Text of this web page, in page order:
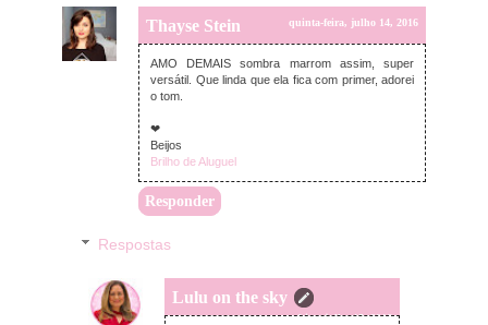
Thayse Stein quinta-feira, julho 14, 2016
AMO DEMAIS sombra marrom assim, super
versátil. Que linda que ela fica com primer, adorei
o tom.
❤
Beijos
Brilho de Aluguel
Responder
Respostas
Lulu on the sky
sexta-feira, julho 15, 2016